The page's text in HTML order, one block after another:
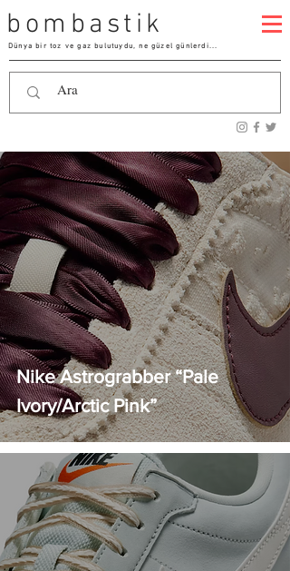
bombastik
Dünya bir toz ve gaz bulutuydu, ne güzel günlerdi...
Nike Astrograbber “Pale
Ivory/Arctic Pink”